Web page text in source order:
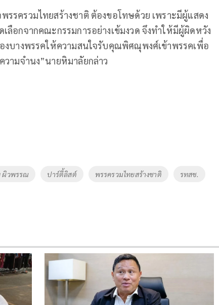
ครวมไทยสร้างชาติ ต้องขอโทษด้วย เพราะมีผู้แสดง
ลือกจากคณะกรรมการอย่างเข้มงวด จึงทำให้มีผู้ผิดหวัง
งบางพรรคให้ความสนใจรับคุณพิศณุพงศ์เข้าพรรคเพื่อ
ามจำนง”นายหิมาลัยกล่าว
ผิวพรรณ ปาร์ตี้ลิสต์ พรรครวมไทยสร้างชาติ รทสช.